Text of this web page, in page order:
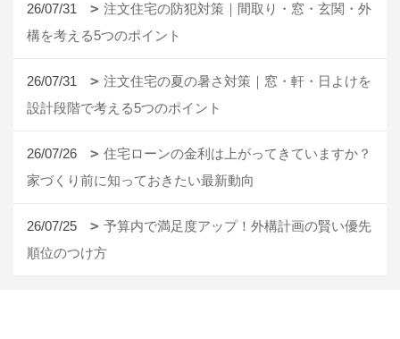
26/07/31
注文住宅の防犯対策｜間取り・窓・玄関・外
構を考える5つのポイント
26/07/31
注文住宅の夏の暑さ対策｜窓・軒・日よけを
設計段階で考える5つのポイント
26/07/26
住宅ローンの金利は上がってきていますか？
家づくり前に知っておきたい最新動向
26/07/25
予算内で満足度アップ！外構計画の賢い優先
順位のつけ方